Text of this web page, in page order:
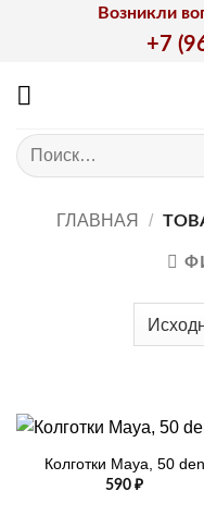
Возникли
+7
Искать:
ГЛАВНАЯ /
Колготки Maya, 50 den
590 ₽